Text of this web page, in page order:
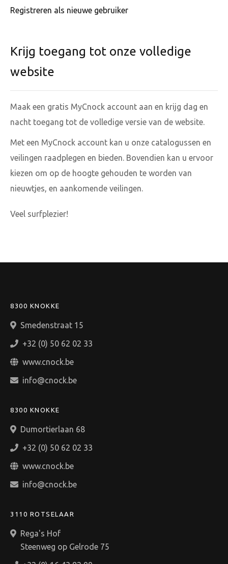
Registreren als nieuwe gebruiker
Krijg toegang tot onze volledige
website
Maak een gratis MyCnock account aan en krijg dag en
nacht toegang tot de volledige versie van de website.
Met een MyCnock account kan u onze catalogussen en
veilingen raadplegen en bieden. Bovendien kan u ervoor
kiezen om op de hoogte gehouden te worden van
nieuwtjes, en aankomende veilingen.
Veel surfplezier!
8300 KNOKKE
Smedenstraat 15
+32 (0) 50 62 02 33
www.cnock.be
info@cnock.be
8300 KNOKKE
Dumortierlaan 68
+32 (0) 50 62 02 33
www.cnock.be
info@cnock.be
3110 ROTSELAAR
Rega's Hof
Steenweg op Gelrode 75